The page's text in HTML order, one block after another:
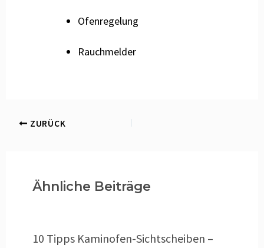
Ofenregelung
Rauchmelder
ZURÜCK
Ähnliche Beiträge
10 Tipps Kaminofen-Sichtscheiben –